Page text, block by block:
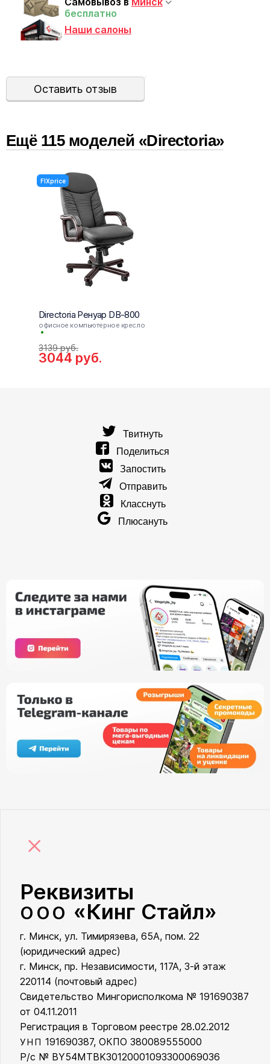
В комплекте
бесплатно
Наши салоны
Оставить отзыв
Ещё 115 моделей «Directoria»
FIXprice
Directoria Ренуар DB-800
офисное компьютерное кресло
3044 руб.
3139руб.
Твитнуть
Поделиться
Запостить
Отправить
Класснуть
Плюсануть
×
Реквизиты
ООО «Кинг Стайл»
ООО «Кинг Стайл»
г. Минск, ул. Тимирязева, 65А, пом. 22
(юридический адрес)
г. Минск, пр. Независимости, 117А, 3-й этаж
220114 (почтовый адрес)
Свидетельство Мингорисполкома № 191690387
от 04.11.2011
Регистрация в Торговом реестре 28.02.2012
УНП 191690387, ОКПО 380089555000
Р/с № BY54MTBK30120001093300069036